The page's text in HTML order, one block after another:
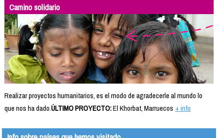
Camino solidario
Realizar proyectos humanitarios, es el modo de agradecerle al mundo lo
que nos ha dado.ÚLTIMO PROYECTO:El Khorbat, Marruecos + info